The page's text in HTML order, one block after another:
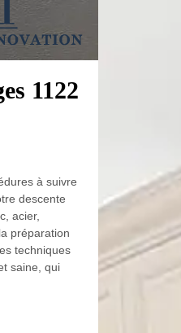
1122
à suivre
descente
acier,
préparation
techniques
saine, qui